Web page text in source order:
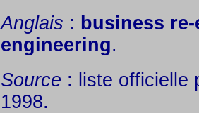
Anglais : business
engineering.
Source : liste officielle
1998.